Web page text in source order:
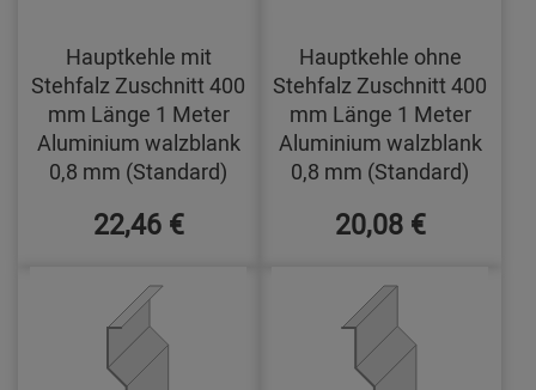
Hauptkehle mit
Stehfalz Zuschnitt 400
mm Länge 1 Meter
Aluminium walzblank
0,8 mm (Standard)
22,46 €
Hauptkehle ohne
Stehfalz Zuschnitt 400
mm Länge 1 Meter
Aluminium walzblank
0,8 mm (Standard)
20,08 €